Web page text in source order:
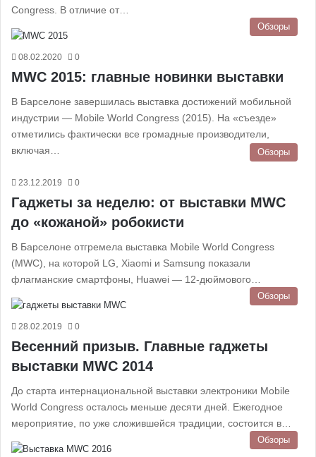
Congress. В отличие от…
Обзоры
08.02.2020 0
MWC 2015: главные новинки выставки
В Барселоне завершилась выставка достижений мобильной
индустрии — Mobile World Congress (2015). На «съезде»
отметились фактически все громадные производители,
включая…
Обзоры
23.12.2019 0
Гаджеты за неделю: от выставки MWC
до «кожаной» робокисти
В Барселоне отгремела выставка Mobile World Congress
(MWC), на которой LG, Xiaomi и Samsung показали
флагманские смартфоны, Huawei — 12-дюймового…
Обзоры
28.02.2019 0
Весенний призыв. Главные гаджеты
выставки MWC 2014
До старта интернациональной выставки электроники Mobile
World Congress осталось меньше десяти дней. Ежегодное
мероприятие, по уже сложившейся традиции, состоится в…
Обзоры